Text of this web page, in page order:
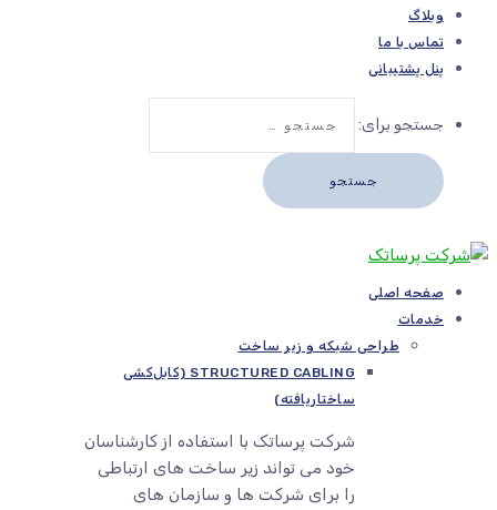
وبلاگ
تماس با ما
پنل پشتیبانی
جستجو برای:
صفحه اصلی
خدمات
طراحی شبکه و زیر ساخت
STRUCTURED CABLING (کابل‌کشی
ساختاریافته)
شرکت پرساتک با استفاده از کارشناسان
خود می تواند زیر ساخت های ارتباطی
را برای شرکت ها و سازمان های